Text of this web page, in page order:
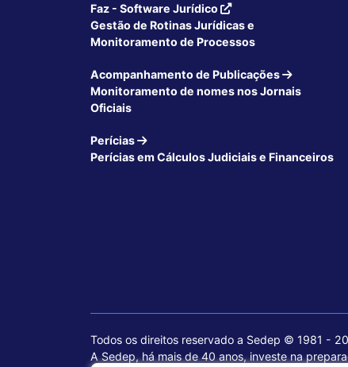
Faz - Software Jurídico
Gestão de Rotinas Jurídicas e
Monitoramento de Processos
Acompanhamento de Publicações
Monitoramento de nomes nos Jornais
Oficiais
Perícias
Perícias em Cálculos Judiciais e Financeiros
Todos os direitos reservado a Sedep © 1981 -
A Sedep, há mais de 40 anos, investe na